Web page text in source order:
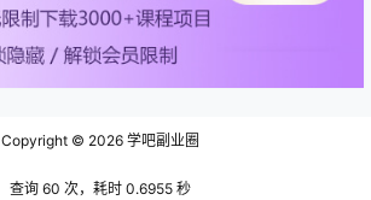
Copyright © 2026 学吧副业圈
查询 60 次，耗时 0.6955 秒